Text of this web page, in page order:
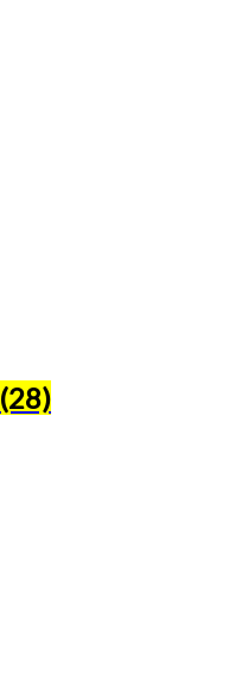
(28)